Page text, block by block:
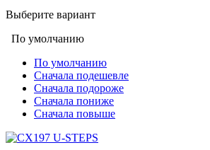
Выберите вариант
По умолчанию
По умолчанию
Сначала подешевле
Сначала подороже
Сначала пониже
Сначала повыше